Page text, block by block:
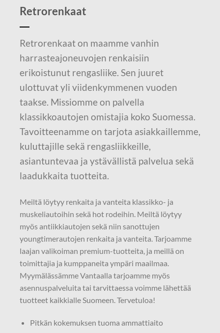
Retrorenkaat
Retrorenkaat on maamme vanhin
harrasteajoneuvojen renkaisiin
erikoistunut rengasliike. Sen juuret
ulottuvat yli viidenkymmenen vuoden
taakse. Missiomme on palvella
klassikkoautojen omistajia koko Suomessa.
Tavoitteenamme on tarjota asiakkaillemme,
kuluttajille sekä rengasliikkeille,
asiantuntevaa ja ystävällistä palvelua sekä
laadukkaita tuotteita.
Meiltä löytyy renkaita ja vanteita klassikko- ja
muskeliautoihin sekä hot rodeihin. Meiltä löytyy
myös antiikkiautojen sekä niin sanottujen
youngtimerautojen renkaita ja vanteita. Tarjoamme
laajan valikoiman premium-tuotteita, ja meillä on
toimittajia ja kumppaneita ympäri maailmaa.
Myymälässämme Vantaalla tarjoamme myös
asennuspalveluita tai tarvittaessa voimme lähettää
tuotteet kaikkialle Suomeen. Tervetuloa!
Pitkän kokemuksen tuoma ammattiaito